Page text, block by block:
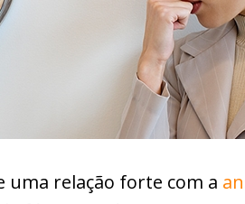
uma relação forte com a